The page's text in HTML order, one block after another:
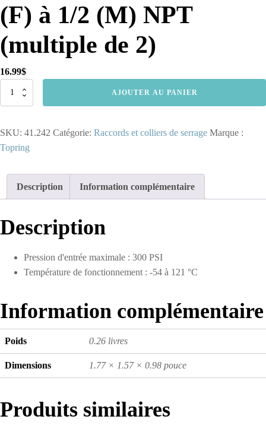
(F) à 1/2 (M) NPT
(multiple de 2)
16.99$
quantité
Adaptateur
en
1/2
1/2
(multiple
AJOUTER AU PANIER
SKU: 41.242 Catégorie: Raccords et colliers de serrage Marque :
Topring
Description Information complémentaire
Description
Pression d'entrée maximale : 300 PSI
Température de fonctionnement : -54 à 121 °C
Information complémentaire
Poids 0.26 livres
Dimensions 1.77 × 1.57 × 0.98 pouce
Produits similaires